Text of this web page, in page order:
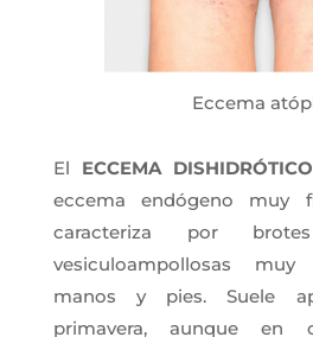
Eccema
El ECCEMA DISHIDRÓTICO
eccema endógeno muy
caracteriza por
vesiculoampollosas
manos y pies. Suele
primavera, aunque en